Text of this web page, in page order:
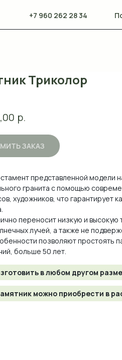
+7 960 262 28 34
Триколор
р.
ЗАКАЗ
представленной модели
гранита с помощью
художников, что гарантирует
переносит низкую и
лучей, а также не
позволяют простоять
больше 50 лет.
в любом другом
можно приобрести в